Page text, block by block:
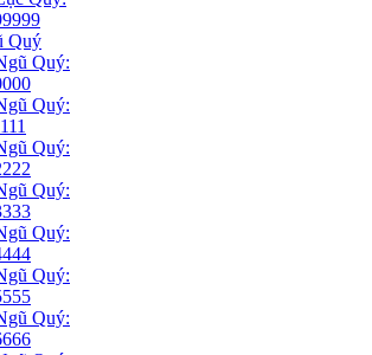
Quý
Quý:
Quý:
Quý:
Quý:
Quý:
Quý:
Quý: